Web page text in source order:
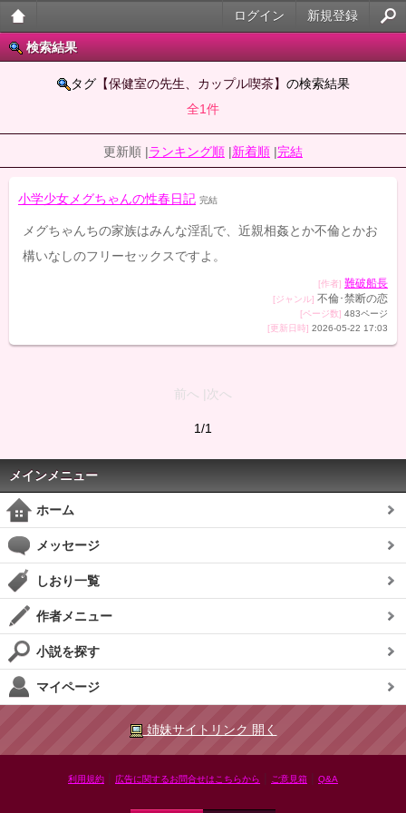
大人
新規登録
ログイン
検索結果
タグ【保健室の先生、カップル喫茶】 の検索結果
全1件
更新順 |ランキング順 |新着順 |完結
小学少女メグちゃんの性春日記 完結
メグちゃんちの家族はみんな淫乱で、近親相姦とか不倫とかお
構いなしのフリーセックスですよ。
[作者] 難破船長
[ジャンル] 不倫･禁断の恋
[ページ数] 483ページ
[更新日時] 2026-05-22 17:03
前へ |次へ
1/1
メインメニュー
ホーム
メッセージ
しおり一覧
作者メニュー
小説を探す
マイページ
姉妹サイトリンク 開く
利用規約 広告に関するお問合せはこちらから ご意見箱 Q&A